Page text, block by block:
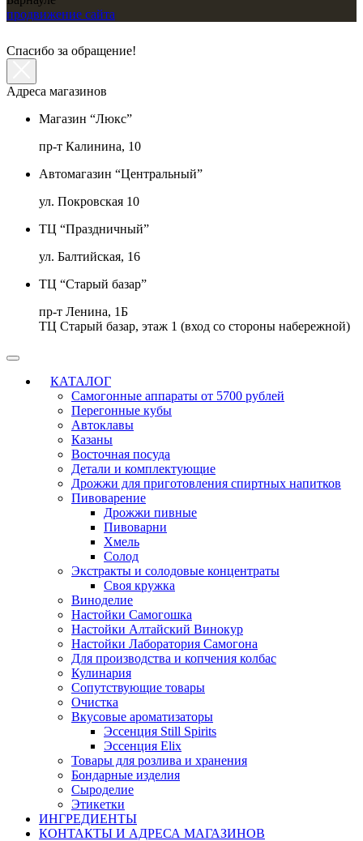
продвижение сайта
Спасибо за обращение!
Адреса магазинов
Магазин “Люкс”
пр-т Калинина, 10
Автомагазин “Центральный”
ул. Покровская 10
ТЦ “Праздничный”
ул. Балтийская, 16
ТЦ “Старый базар”
пр-т Ленина, 1Б
ТЦ Старый базар, этаж 1 (вход со стороны набережной)
КАТАЛОГ
Самогонные аппараты от 5700 рублей
Перегонные кубы
Автоклавы
Казаны
Восточная посуда
Детали и комплектующие
Дрожжи для приготовления спиртных напитков
Пивоварение
Дрожжи пивные
Пивоварни
Хмель
Солод
Экстракты и солодовые концентраты
Своя кружка
Виноделие
Настойки Самогошка
Настойки Алтайский Винокур
Настойки Лаборатория Самогона
Для производства и копчения колбас
Кулинария
Сопутствующие товары
Очистка
Вкусовые ароматизаторы
Эссенция Still Spirits
Эссенция Elix
Товары для розлива и хранения
Бондарные изделия
Cыроделие
Этикетки
ИНГРЕДИЕНТЫ
КОНТАКТЫ И АДРЕСА МАГАЗИНОВ